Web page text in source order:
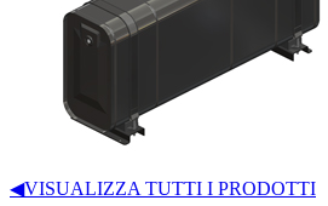
◀VISUALIZZA TUTTI I PRODOTTI